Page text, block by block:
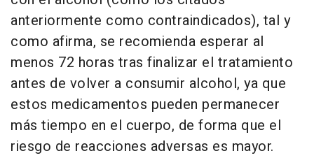
anteriormente como contraindicados), tal y
como afirma, se recomienda esperar al
menos 72 horas tras finalizar el tratamiento
antes de volver a consumir alcohol, ya que
estos medicamentos pueden permanecer
más tiempo en el cuerpo, de forma que el
riesgo de reacciones adversas es mayor.